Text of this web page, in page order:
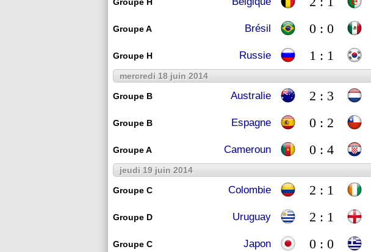
Groupe A Brésil 0 : 0
Groupe H Russie 1 : 1
mercredi 18 juin 2014
Groupe B Australie 2 : 3
Groupe B Espagne 0 : 2
Groupe A Cameroun 0 : 4
jeudi 19 juin 2014
Groupe C Colombie 2 : 1
Groupe D Uruguay 2 : 1
Groupe C Japon 0 : 0